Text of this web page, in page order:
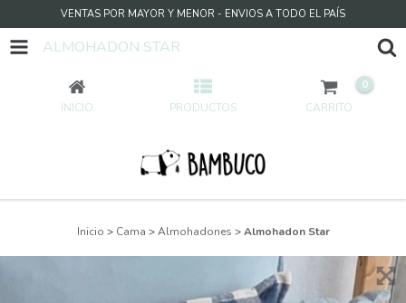
VENTAS POR MAYOR Y MENOR - ENVIOS A TODO EL PAÍS
ALMOHADON STAR
INICIO PRODUCTOS CARRITO
0
Inicio > Cama > Almohadones > Almohadon Star